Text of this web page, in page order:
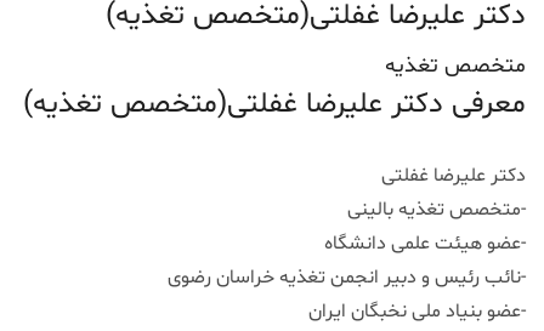
دکتر علیرضا غفلتی(متخصص تغذیه)
متخصص تغذیه
معرفی دکتر علیرضا غفلتی(متخصص تغذیه)
دکتر علیرضا غفلتی
-متخصص تغذیه بالینی
-عضو هیئت علمی دانشگاه
-نائب رئیس و دبیر انجمن تغذیه خراسان رضوی
-عضو بنیاد ملی نخبگان ایران